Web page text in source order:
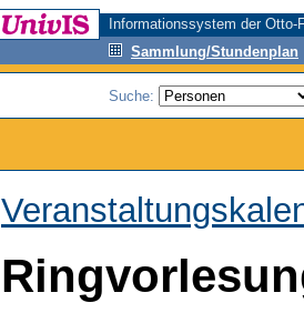
Informationssystem der
Sammlung/Stundenplan
Suche: